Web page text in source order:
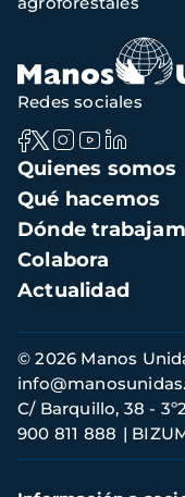
Navegación
principal
Quienes somos
Qué hacemos
Dónde
Colabora
Actualidad
Redes sociales
Información
de
contacto
© 2026 Manos
C/ Barquillo, 38 -
900 811 888